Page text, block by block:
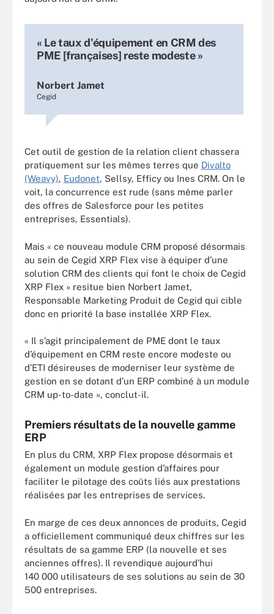
« Le taux d'équipement en CRM des
PME [françaises] reste modeste »
Norbert Jamet
Cegid
Cet outil de gestion de la relation client chassera
pratiquement sur les mêmes terres que Divalto
(Weavy), Eudonet, Sellsy, Efficy ou Ines CRM. On le
voit, la concurrence est rude (sans même parler
des offres de Salesforce pour les petites
entreprises, Essentials).
Mais « ce nouveau module CRM proposé désormais
au sein de Cegid XRP Flex vise à équiper d’une
solution CRM des clients qui font le choix de Cegid
XRP Flex » resitue bien Norbert Jamet,
Responsable Marketing Produit de Cegid qui cible
donc en priorité la base installée XRP Flex.
« Il s’agit principalement de PME dont le taux
d’équipement en CRM reste encore modeste ou
d’ETI désireuses de moderniser leur système de
gestion en se dotant d’un ERP combiné à un module
CRM up-to-date », conclut-il.
Premiers résultats de la nouvelle gamme
ERP
En plus du CRM, XRP Flex propose désormais et
également un module gestion d’affaires pour
faciliter le pilotage des coûts liés aux prestations
réalisées par les entreprises de services.
En marge de ces deux annonces de produits, Cegid
a officiellement communiqué deux chiffres sur les
résultats de sa gamme ERP (la nouvelle et ses
anciennes offres). Il revendique aujourd’hui
140 000 utilisateurs de ses solutions au sein de 30
500 entreprises.